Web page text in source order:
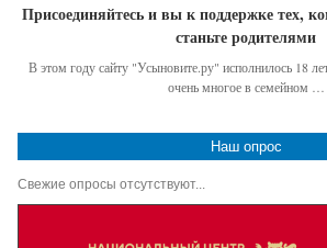
Присоединяйтесь и вы к поддержке тех,
станьте родителями
В этом году сайту "Усыновите.ру" исполнилось 18
очень многое в семейном …
Наш опрос
Свежие опросы отсутствуют...